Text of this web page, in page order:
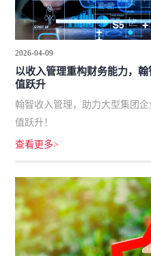
2026-04-09
以收入管理重构财务能力，
值跃升
翰智收入管理，助力大型集团
值跃升！
查看更多>